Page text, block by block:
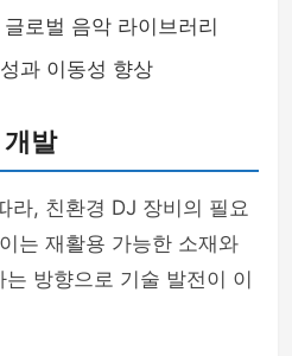
글로벌 음악 라이브러리
과 이동성 향상
발
라, 친환경 DJ 장비의 필요
는 재활용 가능한 소재와
방향으로 기술 발전이 이